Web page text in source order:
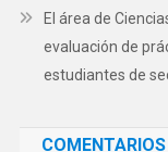
El área de
evaluación de
estudiantes de